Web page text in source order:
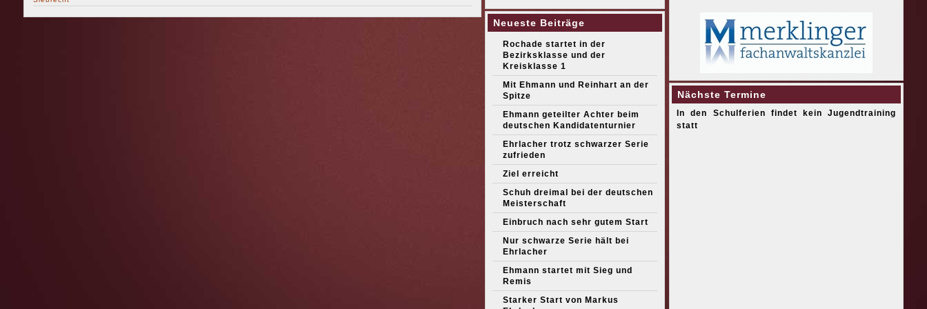
Neueste Beiträge
Rochade startet in der
Bezirksklasse und der
Kreisklasse 1
Mit Ehmann und Reinhart an der
Spitze
Ehmann geteilter Achter beim
deutschen Kandidatenturnier
Ehrlacher trotz schwarzer Serie
zufrieden
Ziel erreicht
Schuh dreimal bei der deutschen
Meisterschaft
Einbruch nach sehr gutem Start
Nur schwarze Serie hält bei
Ehrlacher
Ehmann startet mit Sieg und
Remis
Starker Start von Markus
Nächste Termine
In den Schulferien findet kein Jugendtraining
statt